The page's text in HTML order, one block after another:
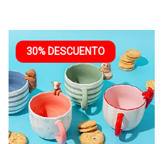
30% DESCUENTO